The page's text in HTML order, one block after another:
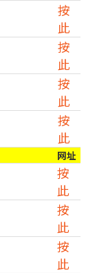
按
此
按
此
按
此
按
此
网址
按
此
按
此
按
此